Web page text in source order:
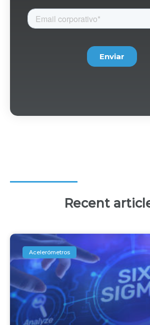
Recent
Acelerómetros